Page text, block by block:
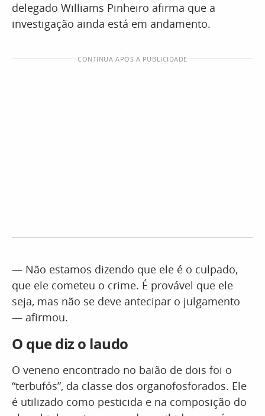
delegado Williams Pinheiro afirma que a
investigação ainda está em andamento.
CONTINUA APÓS A PUBLICIDADE
— Não estamos dizendo que ele é o culpado,
que ele cometeu o crime. É provável que ele
seja, mas não se deve antecipar o julgamento
— afirmou.
O que diz o laudo
O veneno encontrado no baião de dois foi o
“terbufós”, da classe dos organofosforados. Ele
é utilizado como pesticida e na composição do